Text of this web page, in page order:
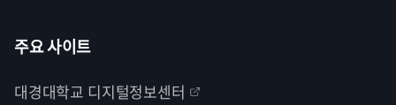
주요 사이트
대경대학교 디지털정보센터